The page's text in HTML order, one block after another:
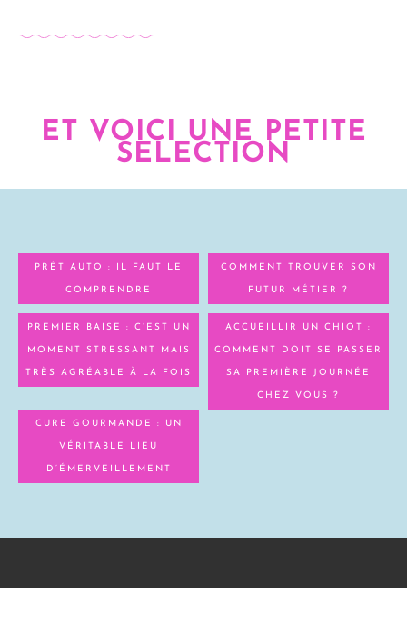
ET VOICI UNE PETITE
SELECTION
PRÊT AUTO : IL FAUT LE
COMPRENDRE
COMMENT TROUVER SON
FUTUR MÉTIER ?
PREMIER BAISE : C’EST UN
MOMENT STRESSANT MAIS
TRÈS AGRÉABLE À LA FOIS
ACCUEILLIR UN CHIOT :
COMMENT DOIT SE PASSER
SA PREMIÈRE JOURNÉE
CHEZ VOUS ?
CURE GOURMANDE : UN
VÉRITABLE LIEU
D’ÉMERVEILLEMENT